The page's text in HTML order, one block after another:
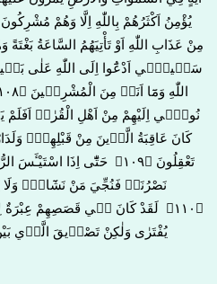
سَب۪يل۪ٓي اَدْعُٓوا اِلَى اللّٰهِ عَلٰى
نُوح۪ٓي اِلَيْهِمْ مِنْ اَهْلِ الْقُرٰىۜ اَفَلَمْ
كَانَ عَاقِبَةُ الَّذ۪ينَ مِنْ قَبْلِهِمْۜ
تَعْقِلُونَ ﴿١٠٩﴾ حَتّٰٓى اِذَا
نَصْرُنَاۙ فَنُجِّيَ مَنْ نَشَٓاءُۜ وَلَا
﴿١١٠﴾ لَقَدْ كَانَ ف۪ي قَصَصِهِمْ
يُفْتَرٰى وَلٰكِنْ تَصْد۪يقَ الَّذ۪ي